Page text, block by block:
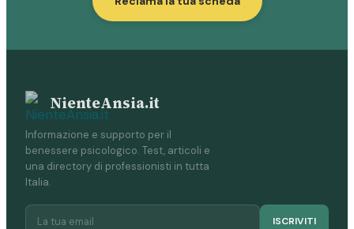
NienteAnsia.it
Informazione e supporto per il
benessere psicologico. Test, articoli e
una directory di professionisti in tutta
Italia.
ISCRIVITI